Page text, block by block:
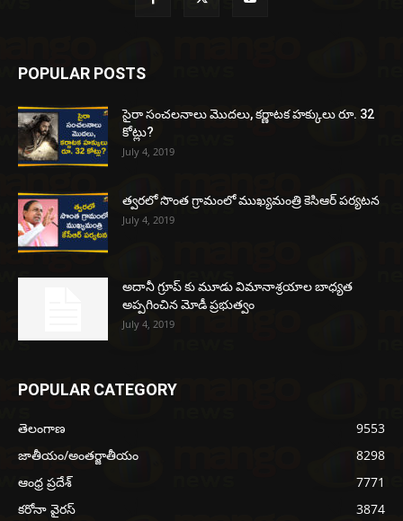
POPULAR POSTS
సైరా సంచలనాలు మొదలు, కర్ణాటక హక్కులు రూ. 32
కోట్లు?
July 4, 2019
త్వరలో సొంత గ్రామంలో ముఖ్యమంత్రి కెసిఆర్ పర్యటన
July 4, 2019
అదానీ గ్రూప్ కు మూడు విమానాశ్రయాల బాధ్యత
అప్పగించిన మోడీ ప్రభుత్వం
July 4, 2019
POPULAR CATEGORY
తెలంగాణ
9553
జాతీయం/అంతర్జాతీయం
8298
ఆంధ్ర ప్రదేశ్
7771
కరోనా వైరస్
3874